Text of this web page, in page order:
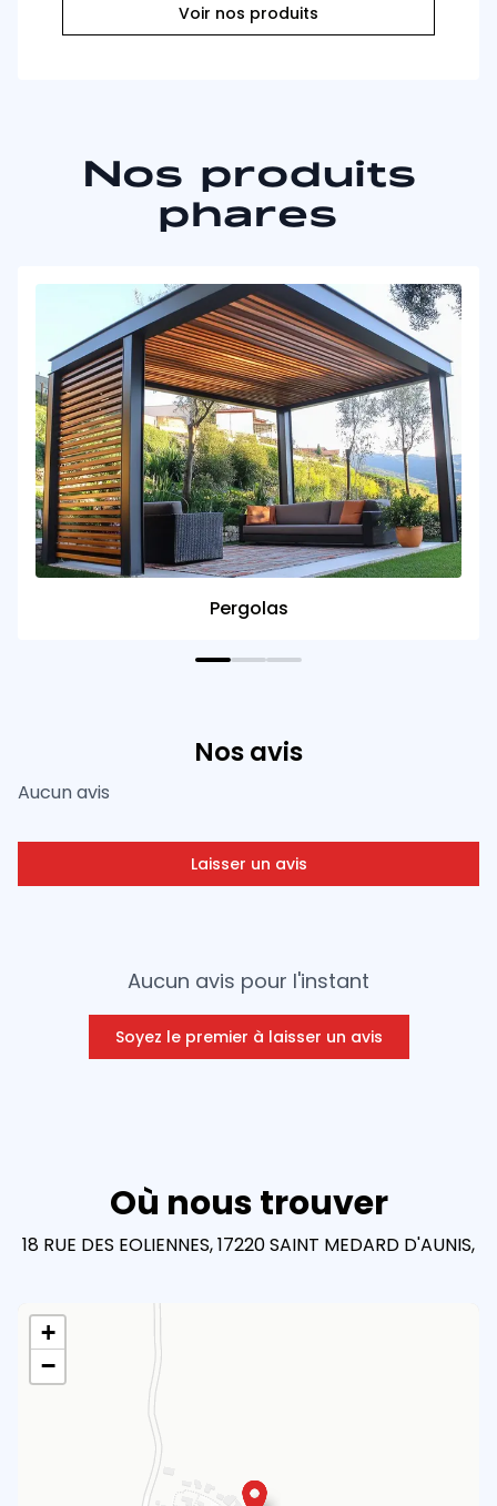
Voir nos produits
Nos produits
phares
Pergolas
Nos avis
Aucun avis pour l'instant
Soyez le premier à laisser un avis
Aucun avis
Laisser un avis
Où nous trouver
18 RUE DES EOLIENNES, 17220 SAINT MEDARD D'AUNIS,
+
−